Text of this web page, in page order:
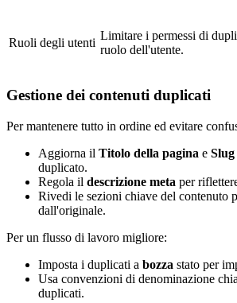
Ruoli degli utenti
Limitare i permessi di
ruolo dell'utente.
Gestione dei contenuti duplicati
Per mantenere tutto in ordine ed evitare
Aggiorna il Titolo della pagina e
duplicato.
Regola il descrizione meta per
Rivedi le sezioni chiave del contenuto
dall'originale.
Per un flusso di lavoro migliore:
Imposta i duplicati a bozza stato per
Usa convenzioni di denominazione
duplicati.